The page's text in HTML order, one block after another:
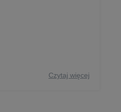
Czytaj więcej